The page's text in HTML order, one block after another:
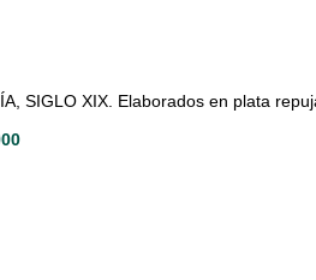
SIGLO XIX. Elaborados en plata